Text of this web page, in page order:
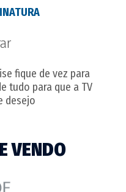
fique de vez para
tudo para que a TV
desejo
VENDO